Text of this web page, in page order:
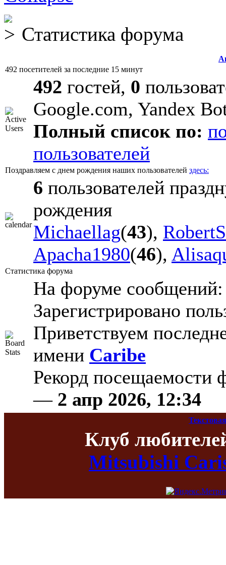
Статистика форума
492 посетителей за последние 15 минут
492 гостей, 0
Google.com, Yandex
Полный список по:
пользователей
Поздравляем с днем рождения наших пользователей здесь:
6 пользователей
рождения
Michaellag(43),
Apacha1980(46),
Статистика форума
На форуме
Зарегистрировано
Приветствуем
имени Caribe
Рекорд
— 2 апр 2026, 12:34
Клуб
Mitsubishi